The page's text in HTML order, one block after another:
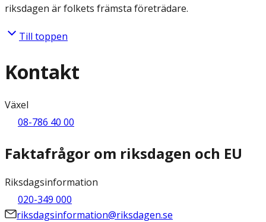
riksdagen är folkets främsta företrädare.
Till toppen
Kontakt
Växel
08-786 40 00
Faktafrågor om riksdagen och EU
Riksdagsinformation
020-349 000
riksdagsinformation@riksdagen.se